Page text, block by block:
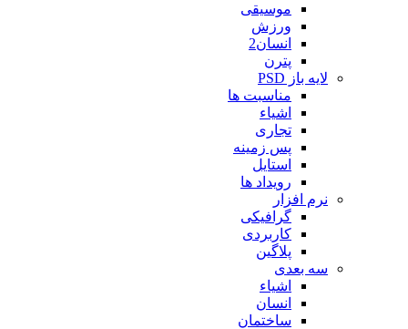
موسیقی
ورزش
انسان2
پترن
لایه باز PSD
مناسبت ها
اشیاء
تجاری
پس زمینه
استایل
رویداد ها
نرم افزار
گرافیکی
کاربردی
پلاگین
سه بعدی
اشیاء
انسان
ساختمان